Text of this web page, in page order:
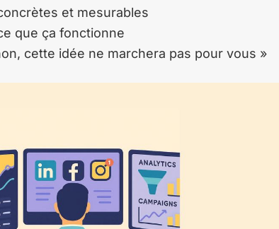
et mesurables
que ça fonctionne
cette idée ne marchera pas pour vous »